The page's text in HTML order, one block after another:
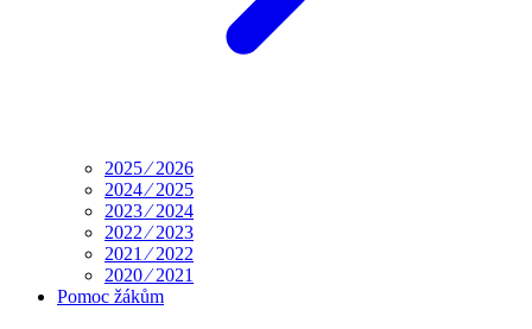
2025 ⁄ 2026
2024 ⁄ 2025
2023 ⁄ 2024
2022 ⁄ 2023
2021 ⁄ 2022
2020 ⁄ 2021
Pomoc žákům